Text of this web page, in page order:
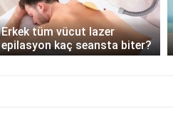
Lazer epilasyon tüm vücut
nereleri kapsıyor?